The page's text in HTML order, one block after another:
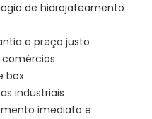
de hidrojateamento
e preço justo
box
industriais
imediato e